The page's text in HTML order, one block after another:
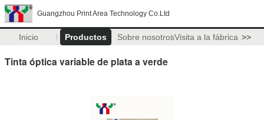
Guangzhou Print Area Technology Co.Ltd
Inicio Productos Sobre nosotrosVisita a la fábrica >>
Tinta óptica variable de plata a verde